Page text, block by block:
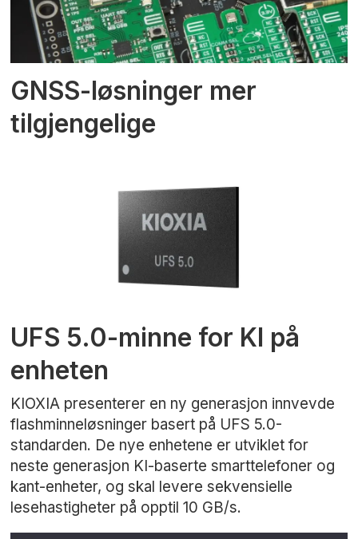
GNSS-løsninger mer
tilgjengelige
UFS 5.0-minne for KI på
enheten
KIOXIA presenterer en ny generasjon innvevde
flashminneløsninger basert på UFS 5.0-
standarden. De nye enhetene er utviklet for
neste generasjon KI-baserte smarttelefoner og
kant-enheter, og skal levere sekvensielle
lesehastigheter på opptil 10 GB/s.